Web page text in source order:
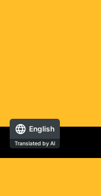
English
Translated by AI